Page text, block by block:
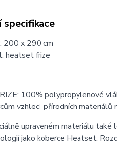
specifikace
200 x 290 cm
heatset frize
100% polypropylenové
vzhled přírodních materiálů
upraveném materiálu také
jako koberce Heatset.